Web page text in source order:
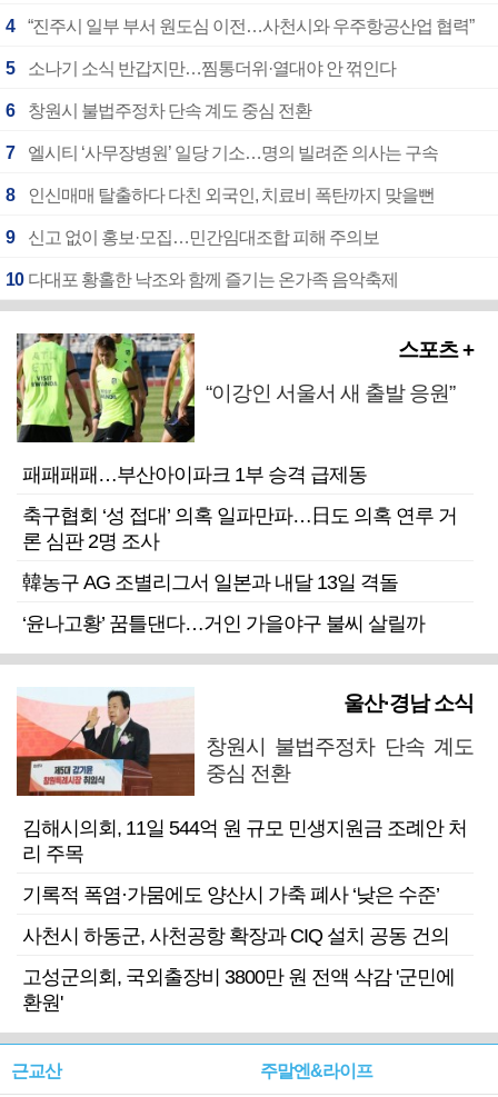
4 “진주시 일부 부서 원도심 이전…사천시와 우주항공산업 협력”
5 소나기 소식 반갑지만…찜통더위·열대야 안 꺾인다
6 창원시 불법주정차 단속 계도 중심 전환
7 엘시티 ‘사무장병원’ 일당 기소…명의 빌려준 의사는 구속
8 인신매매 탈출하다 다친 외국인, 치료비 폭탄까지 맞을뻔
9 신고 없이 홍보·모집…민간임대조합 피해 주의보
10 다대포 황홀한 낙조와 함께 즐기는 온가족 음악축제
스포츠 +
“이강인 서울서 새 출발 응원”
패패패패…부산아이파크 1부 승격 급제동
축구협회 ‘성 접대’ 의혹 일파만파…日도 의혹 연루 거
론 심판 2명 조사
韓농구 AG 조별리그서 일본과 내달 13일 격돌
‘윤나고황’ 꿈틀댄다…거인 가을야구 불씨 살릴까
울산·경남 소식
창원시 불법주정차 단속 계도
중심 전환
김해시의회, 11일 544억 원 규모 민생지원금 조례안 처
리 주목
기록적 폭염·가뭄에도 양산시 가축 폐사 ‘낮은 수준’
사천시 하동군, 사천공항 확장과 CIQ 설치 공동 건의
고성군의회, 국외출장비 3800만 원 전액 삭감 '군민에
환원'
근교산 주말엔&라이프